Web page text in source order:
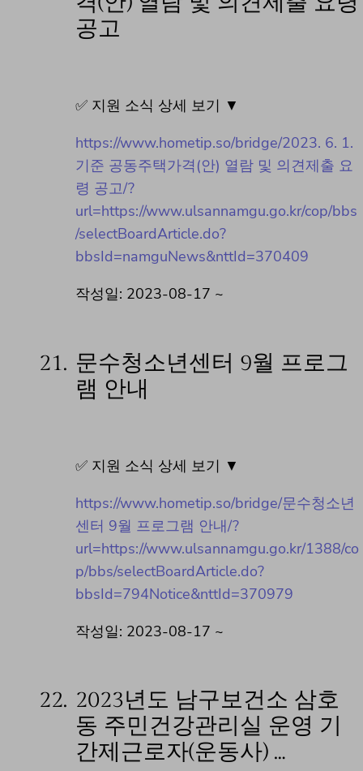
공고
✅ 지원 소식 상세 보기 ▼
https://www.hometip.so/bridge/2023. 6. 1.
기준 공동주택가격(안) 열람 및 의견제출 요
령 공고/?
url=https://www.ulsannamgu.go.kr/cop/bbs
/selectBoardArticle.do?
bbsId=namguNews&nttId=370409
작성일: 2023-08-17 ~
21. 문수청소년센터 9월 프로그
램 안내
✅ 지원 소식 상세 보기 ▼
https://www.hometip.so/bridge/문수청소년
센터 9월 프로그램 안내/?
url=https://www.ulsannamgu.go.kr/1388/co
p/bbs/selectBoardArticle.do?
bbsId=794Notice&nttId=370979
작성일: 2023-08-17 ~
22. 2023년도 남구보건소 삼호
동 주민건강관리실 운영 기
간제근로자(운동사) …